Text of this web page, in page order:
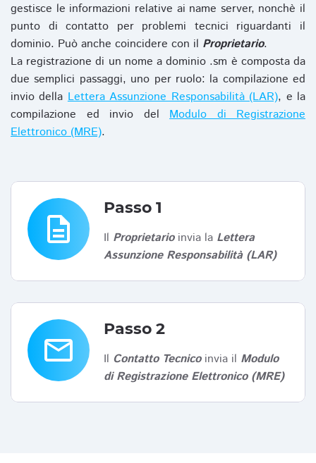
gestisce le informazioni relative ai name server, nonchè il
punto di contatto per problemi tecnici riguardanti il
dominio. Può anche coincidere con il Proprietario.
La registrazione di un nome a dominio .sm è composta da
due semplici passaggi, uno per ruolo: la compilazione ed
invio dellaLettera Assunzione Responsabilità (LAR), e la
compilazione ed invio del Modulo di Registrazione
Elettronico (MRE).
description
Passo 1
Il Proprietarioinvia la Lettera
Assunzione Responsabilità (LAR)
email
Passo 2
Il Contatto Tecnicoinvia il Modulo
di Registrazione Elettronico (MRE)